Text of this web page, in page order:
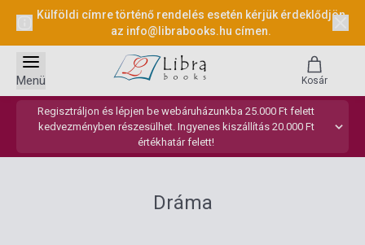
Külföldi címre történő rendelés esetén kérjük érdeklődjön
az info@librabooks.hu címen.
Regisztráljon és lépjen be webáruházunkba 25.000 Ft felett
kedvezményben részesülhet. Ingyenes kiszállítás 20.000 Ft
értékhatár felett!
Menü Kosár
Dráma